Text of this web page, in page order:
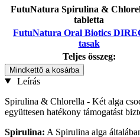
FutuNatura Spirulina &
tabletta
FutuNatura Oral Biotics
tasak
Teljes összeg:
Mindkettő a kosárba
Leírás
Spirulina & Chlorella - Két alga
együttesen hatékony támogatást
Spirulina: A Spirulina alga